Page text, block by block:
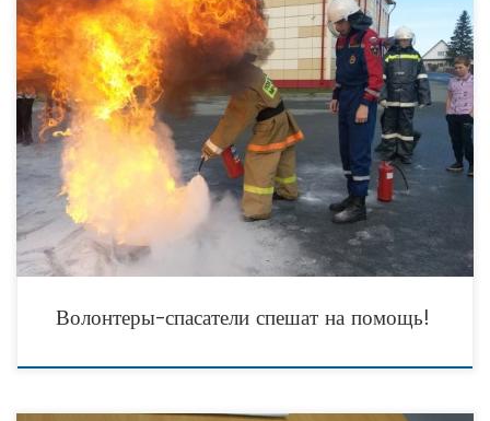
Каждый раз нам безумно приятно рассказывать об участниках нашего Альянса
социально ориентированных некоммерческих организаций Тюменской области.
Потому, что люди в этом секторе всегда максимально увлеченные,
Волонтеры-спасатели спешат на помощь!